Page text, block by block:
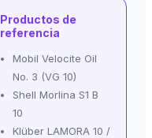
Productos de
referencia
Mobil Velocite Oil
No. 3 (VG 10)
Shell Morlina S1 B
10
Klüber LAMORA 10 /